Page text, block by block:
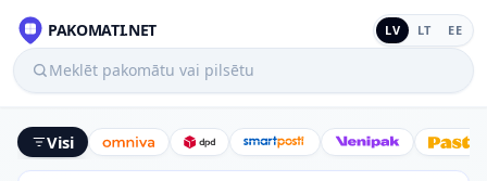
PAKOMATI.NET LV LT EE
Meklēt pakomātu vai pilsētu
Visi Omniva DPD SmartPostiVenipak